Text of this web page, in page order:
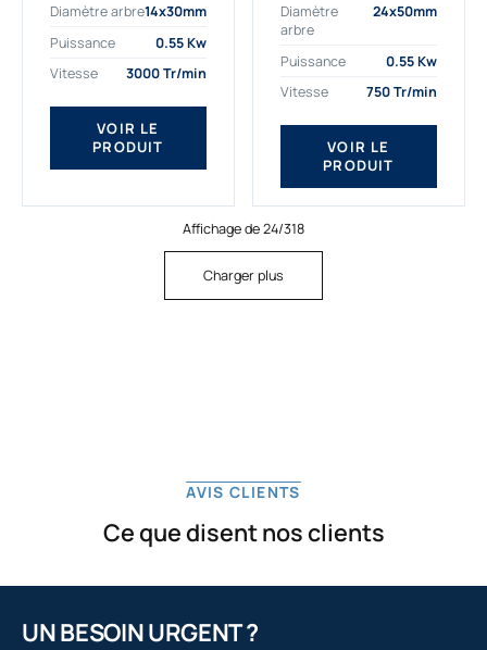
vos applications les
plus exigeantes.
triphasé 0.55
kw Gamak...
Diamètre arbre14x30mm
Puissance
0.55 Kw
Vitesse
3000 Tr/min
VOIR LE
PRODUIT
adapté à toutes les
applications. Nous
déterminons,
fournissons
des moteurs
asynchrones depuis
Diamètre
arbre
24x50mm
Puissance
0.55 Kw
Vitesse
750 Tr/min
VOIR LE
PRODUIT
Affichage de 24/318
Charger plus
AVIS CLIENTS
Ce que disent nos clients
UN BESOIN URGENT ?